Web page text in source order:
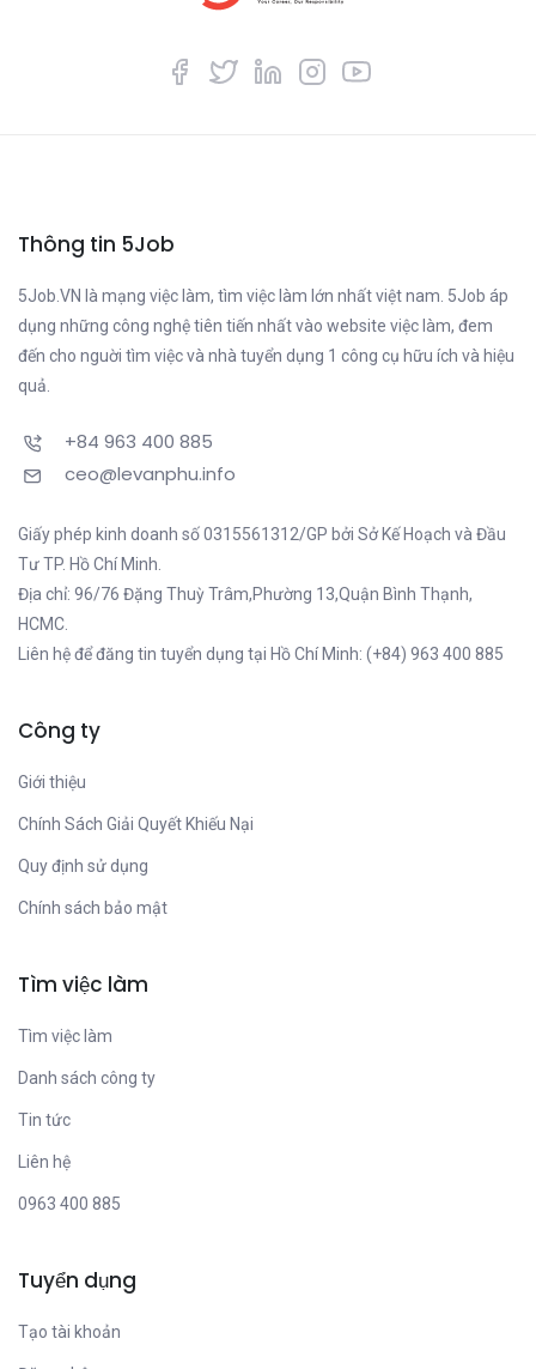
Thông tin 5Job
5Job.VN là mạng việc làm, tìm việc làm lớn nhất việt nam. 5Job áp
dụng những công nghệ tiên tiến nhất vào website việc làm, đem
đến cho nguời tìm việc và nhà tuyển dụng 1 công cụ hữu ích và hiệu
quả.
+84 963 400 885
ceo@levanphu.info
Giấy phép kinh doanh số 0315561312/GP bởi Sở Kế Hoạch và Đầu
Tư TP. Hồ Chí Minh.
Địa chỉ: 96/76 Đặng Thuỳ Trâm,Phường 13,Quận Bình Thạnh,
HCMC.
Liên hệ để đăng tin tuyển dụng tại Hồ Chí Minh: (+84) 963 400 885
Công ty
Giới thiệu
Chính Sách Giải Quyết Khiếu Nại
Quy định sử dụng
Chính sách bảo mật
Tìm việc làm
Tìm việc làm
Danh sách công ty
Tin tức
Liên hệ
0963 400 885
Tuyển dụng
Tạo tài khoản